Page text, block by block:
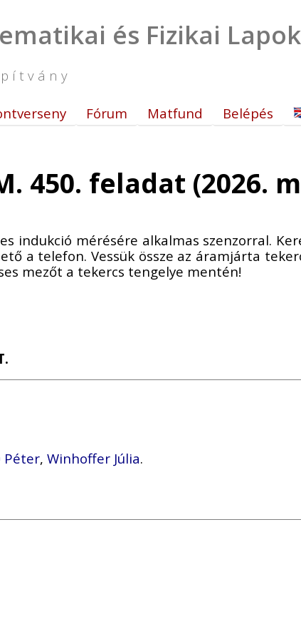
és Fizikai Lapok
Fórum Matfund Belépés
450. feladat (2026.
indukció mérésére alkalmas szenzorral.
a telefon. Vessük össze az áramjárta
mezőt a tekercs tengelye mentén!
Péter, Winhoffer Júlia.